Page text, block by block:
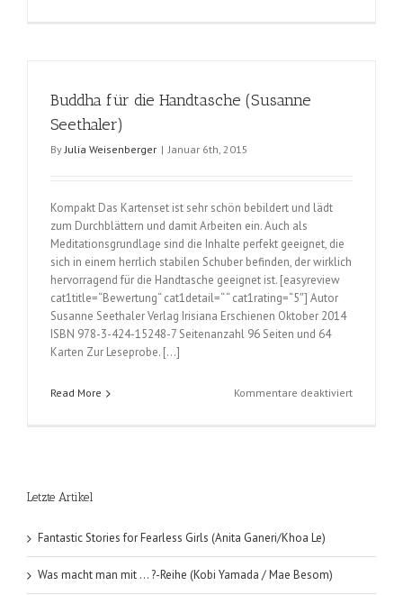
Buddha für die Handtasche (Susanne
Seethaler)
ByJulia Weisenberger | Januar 6th, 2015
Kompakt Das Kartenset ist sehr schön bebildert und lädt
zum Durchblättern und damit Arbeiten ein. Auch als
Meditationsgrundlage sind die Inhalte perfekt geeignet, die
sich in einem herrlich stabilen Schuber befinden, der wirklich
hervorragend für die Handtasche geeignet ist. [easyreview
cat1title=“Bewertung“ cat1detail=“ “ cat1rating=“5″] Autor
Susanne Seethaler Verlag Irisiana Erschienen Oktober 2014
ISBN 978-3-424-15248-7 Seitenanzahl 96 Seiten und 64
Karten Zur Leseprobe. […]
Read More Kommentare deaktiviertfür
Letzte Artikel
Fantastic Stories for Fearless Girls (Anita Ganeri/Khoa Le)
Was macht man mit … ?-Reihe (Kobi Yamada / Mae Besom)